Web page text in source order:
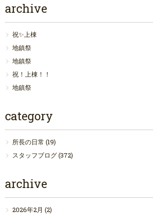
archive
祝✨上棟
地鎮祭
地鎮祭
祝！上棟！！
地鎮祭
category
所長の日常 (19)
スタッフブログ(372)
archive
2026年2月 (2)